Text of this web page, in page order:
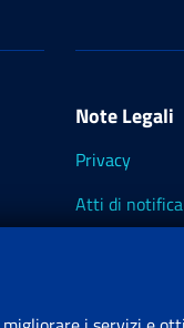
Note Legali
Privacy
Atti di notifica